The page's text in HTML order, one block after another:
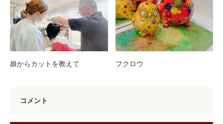
娘からカットを教えて フクロウ
コメント